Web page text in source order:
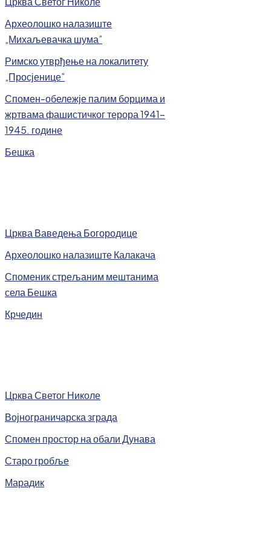
Археолошко налазиште
„Михаљевачка шума”
Римско утврђење на локалитету
„Просјенице”
Спомен-обележје палим борцима и
жртвама фашистичког терора 1941-
1945. године
Бешка
Црква Ваведења Богородице
Археолошко налазиште Калакача
Споменик стрељаним мештанима
села Бешка
Крчедин
Црква Светог Николе
Војнограничарска зграда
Спомен простор на обали Дунава
Старо гробље
Марадик